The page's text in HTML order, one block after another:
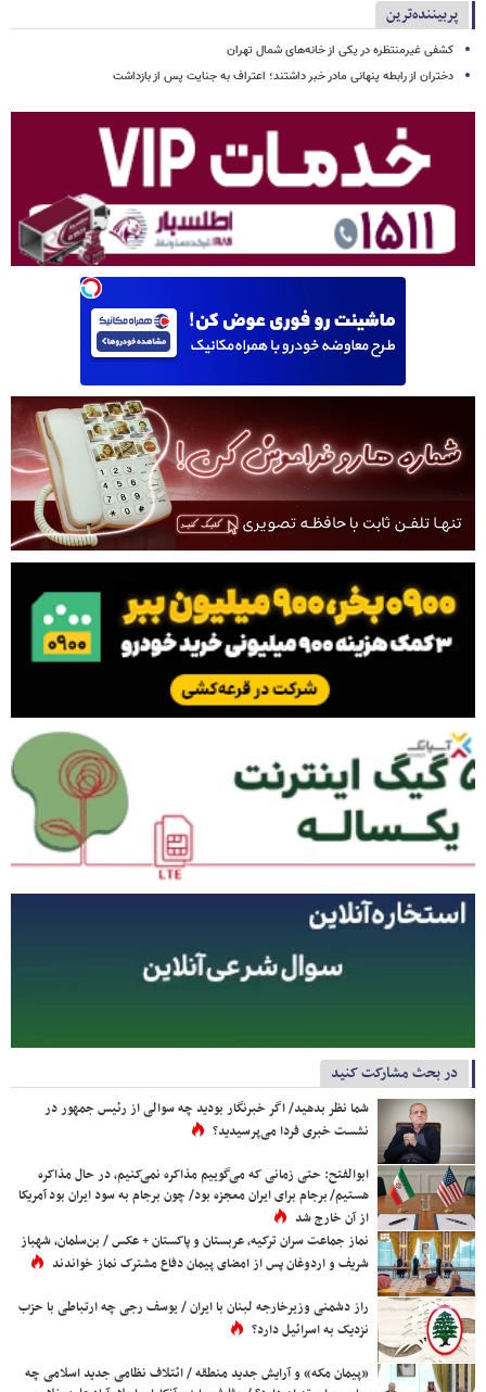
پربیننده‌ترین
کشفی غیرمنتظره در یکی از خانه‌های شمال تهران
دختران از رابطه پنهانی مادر خبر داشتند؛ اعتراف به جنایت پس از بازداشت
در بحث مشارکت کنید
شما نظر بدهید/ اگر خبرنگار بودید چه سوالی از رئیس جمهور در
نشست خبری فردا می‌پرسیدید؟
ابوالفتح: حتی زمانی که می‌گوییم مذاکره نمی‌کنیم، در حال مذاکره
هستیم/ برجام برای ایران معجزه بود/ چون برجام به سود ایران بود آمریکا
از آن خارج شد
نماز جماعت سران ترکیه، عربستان و پاکستان + عکس / بن‌سلمان، شهباز
شریف و اردوغان پس از امضای پیمان دفاع مشترک نماز خواندند
راز دشمنی وزیرخارجه لبنان با ایران / یوسف رجی چه ارتباطی با حزب
نزدیک به اسرائیل دارد؟
«پیمان مکه» و آرایش جدید منطقه / ائتلاف نظامی جدید اسلامی چه